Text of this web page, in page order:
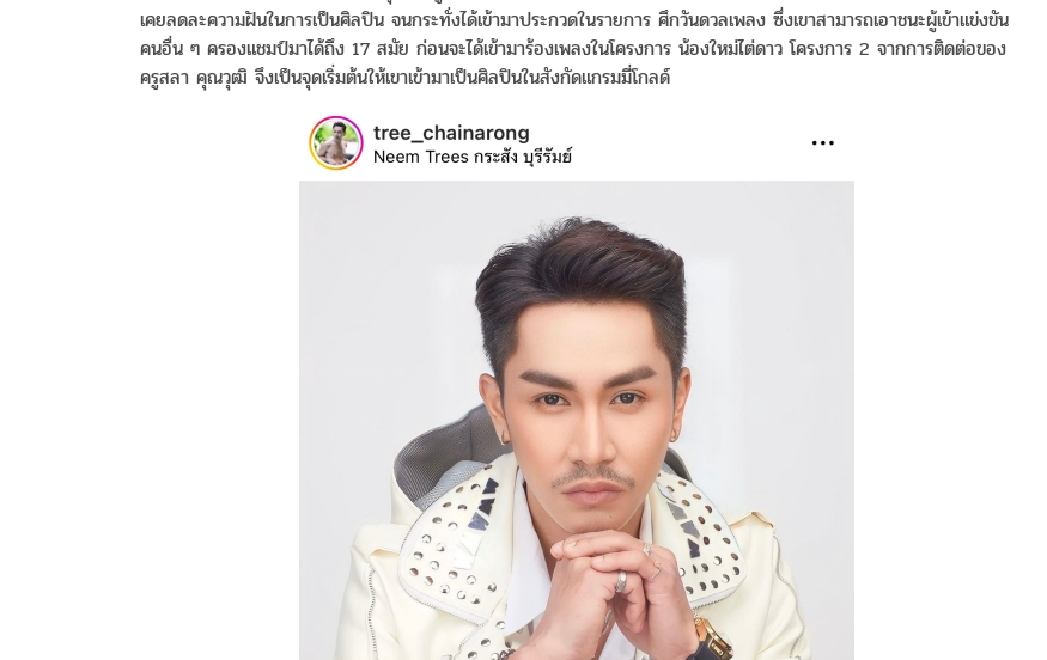
เคยลดละความฝันในการเป็นศิลปิน จนกระทั่งได้เข้ามาประกวดในรายการ ศึกวันดวลเพลง ซึ่งเขาสามารถเอาชนะผู้เข้าแข่งขัน
คนอื่น ๆ ครองแชมป์มาได้ถึง 17 สมัย ก่อนจะได้เข้ามาร้องเพลงในโครงการ น้องใหม่ไต่ดาว โครงการ 2 จากการติดต่อของ
ครูสลา คุณวุฒิ จึงเป็นจุดเริ่มต้นให้เขาเข้ามาเป็นศิลปินในสังกัดแกรมมี่โกลด์